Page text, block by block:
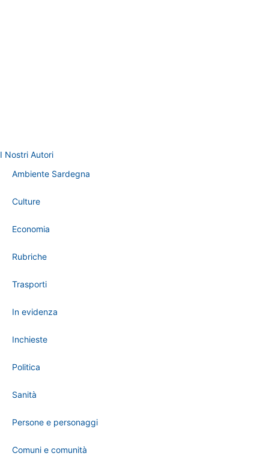
I Nostri Autori
Ambiente Sardegna
Culture
Economia
Rubriche
Trasporti
In evidenza
Inchieste
Politica
Sanità
Persone e personaggi
Comuni e comunità